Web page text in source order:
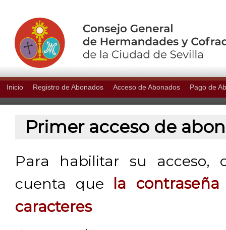
Inicio Registro de Abonados Acceso de Abonados Pago de
Primer acceso de
Para habilitar su acceso,
cuenta que
la
caracteres